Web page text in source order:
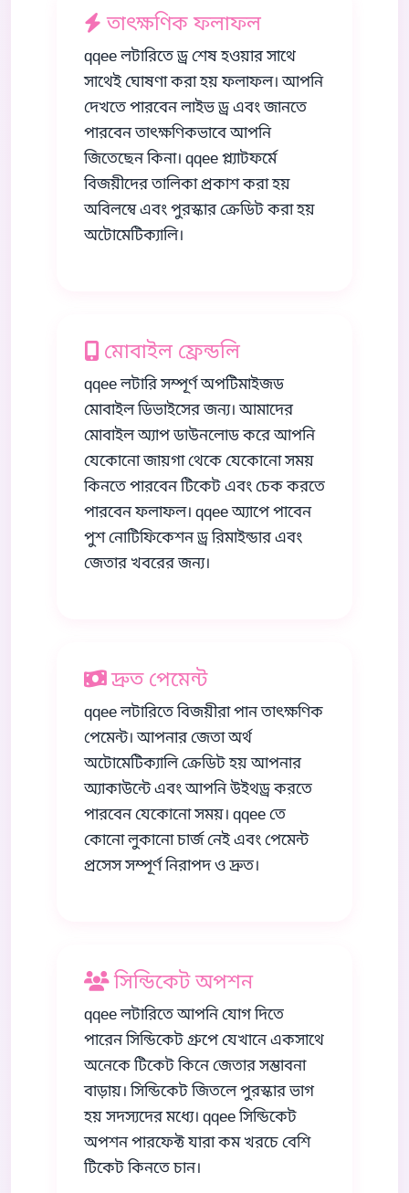
তাৎক্ষণিক ফলাফল
qqee লটারিতে ড্র শেষ হওয়ার সাথে
সাথেই ঘোষণা করা হয় ফলাফল। আপনি
দেখতে পারবেন লাইভ ড্র এবং জানতে
পারবেন তাৎক্ষণিকভাবে আপনি
জিতেছেন কিনা। qqee প্ল্যাটফর্মে
বিজয়ীদের তালিকা প্রকাশ করা হয়
অবিলম্বে এবং পুরস্কার ক্রেডিট করা হয়
অটোমেটিক্যালি।
মোবাইল ফ্রেন্ডলি
qqee লটারি সম্পূর্ণ অপটিমাইজড
মোবাইল ডিভাইসের জন্য। আমাদের
মোবাইল অ্যাপ ডাউনলোড করে আপনি
যেকোনো জায়গা থেকে যেকোনো সময়
কিনতে পারবেন টিকেট এবং চেক করতে
পারবেন ফলাফল। qqee অ্যাপে পাবেন
পুশ নোটিফিকেশন ড্র রিমাইন্ডার এবং
জেতার খবরের জন্য।
দ্রুত পেমেন্ট
qqee লটারিতে বিজয়ীরা পান তাৎক্ষণিক
পেমেন্ট। আপনার জেতা অর্থ
অটোমেটিক্যালি ক্রেডিট হয় আপনার
অ্যাকাউন্টে এবং আপনি উইথড্র করতে
পারবেন যেকোনো সময়। qqee তে
কোনো লুকানো চার্জ নেই এবং পেমেন্ট
প্রসেস সম্পূর্ণ নিরাপদ ও দ্রুত।
সিন্ডিকেট অপশন
qqee লটারিতে আপনি যোগ দিতে
পারেন সিন্ডিকেট গ্রুপে যেখানে একসাথে
অনেকে টিকেট কিনে জেতার সম্ভাবনা
বাড়ায়। সিন্ডিকেট জিতলে পুরস্কার ভাগ
হয় সদস্যদের মধ্যে। qqee সিন্ডিকেট
অপশন পারফেক্ট যারা কম খরচে বেশি
টিকেট কিনতে চান।